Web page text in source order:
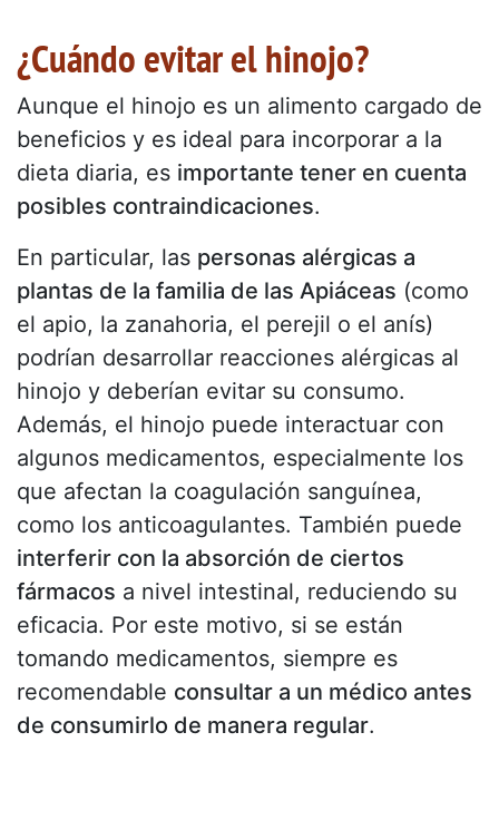
¿Cuándo evitar el hinojo?
Aunque el hinojo es un alimento cargado de
beneficios y es ideal para incorporar a la
dieta diaria, es importante tener en cuenta
posibles contraindicaciones.
En particular, las personas alérgicas a
plantas de la familia de las Apiáceas (como
el apio, la zanahoria, el perejil o el anís)
podrían desarrollar reacciones alérgicas al
hinojo y deberían evitar su consumo.
Además, el hinojo puede interactuar con
algunos medicamentos, especialmente los
que afectan la coagulación sanguínea,
como los anticoagulantes. También puede
interferir con la absorción de ciertos
fármacos a nivel intestinal, reduciendo su
eficacia. Por este motivo, si se están
tomando medicamentos, siempre es
recomendable consultar a un médico antes
de consumirlo de manera regular.